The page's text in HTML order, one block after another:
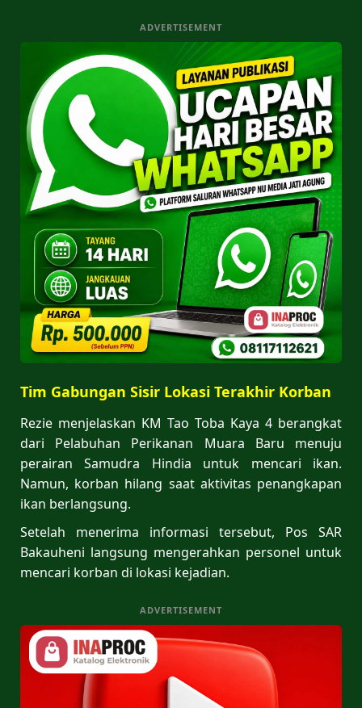
ADVERTISEMENT
Tim Gabungan Sisir Lokasi Terakhir Korban
Rezie menjelaskan KM Tao Toba Kaya 4 berangkat
dari Pelabuhan Perikanan Muara Baru menuju
perairan Samudra Hindia untuk mencari ikan.
Namun, korban hilang saat aktivitas penangkapan
ikan berlangsung.
Setelah menerima informasi tersebut, Pos SAR
Bakauheni langsung mengerahkan personel untuk
mencari korban di lokasi kejadian.
ADVERTISEMENT